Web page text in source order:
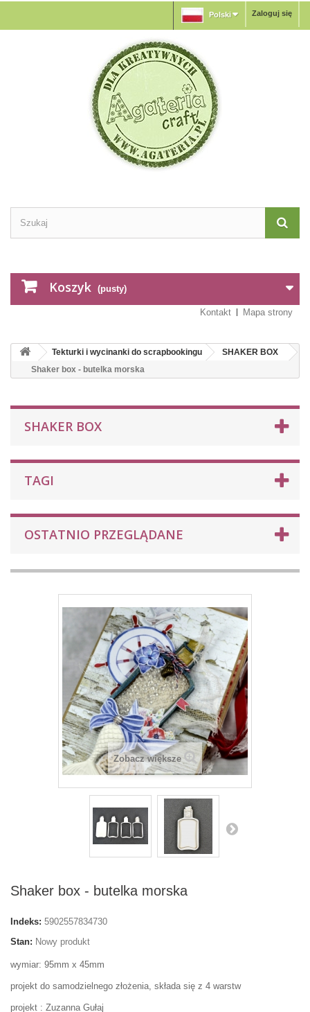
Zaloguj się
Polski
Koszyk (pusty)
Kontakt Mapa strony
Tekturki i wycinanki do scrapbookingu
SHAKER BOX
Shaker box - butelka morska
SHAKER BOX
TAGI
OSTATNIO PRZEGLĄDANE
Zobacz większe
Shaker box - butelka morska
Indeks: 5902557834730
Stan: Nowy produkt
wymiar: 95mm x 45mm
projekt do samodzielnego złożenia, składa się z 4 warstw
projekt : Zuzanna Gułaj